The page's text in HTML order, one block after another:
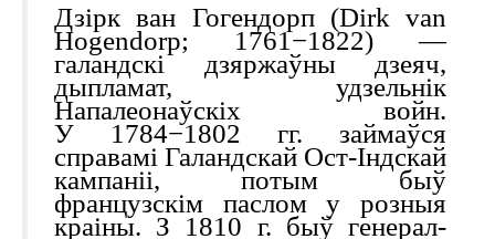
Дзірк ван Гогендорп (Dirk van
Hogendorp; 1761−1822) —
галандскі дзяржаўны дзеяч,
дыпламат, удзельнік
Напалеонаўскіх войн.
У 1784−1802 гг. займаўся
справамі Галандскай Ост-Індскай
кампаніі, потым быў
французскім паслом у розныя
краіны. З 1810 г. быў генерал-